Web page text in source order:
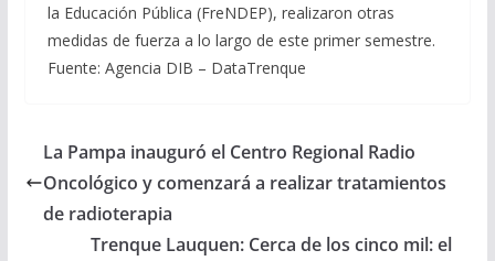
la Educación Pública (FreNDEP), realizaron otras
medidas de fuerza a lo largo de este primer semestre.
Fuente: Agencia DIB – DataTrenque
La Pampa inauguró el Centro Regional Radio
Oncológico y comenzará a realizar tratamientos
de radioterapia
Trenque Lauquen: Cerca de los cinco mil: el